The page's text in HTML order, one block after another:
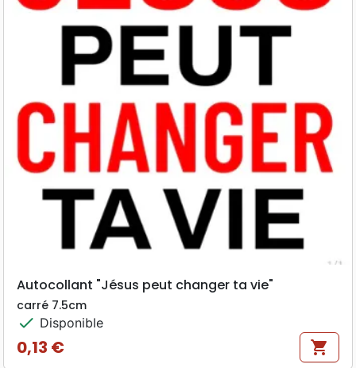
Autocollant "Jésus peut changer ta vie"
carré 7.5cm
check Disponible
Prix
0,13 € shopping_cart